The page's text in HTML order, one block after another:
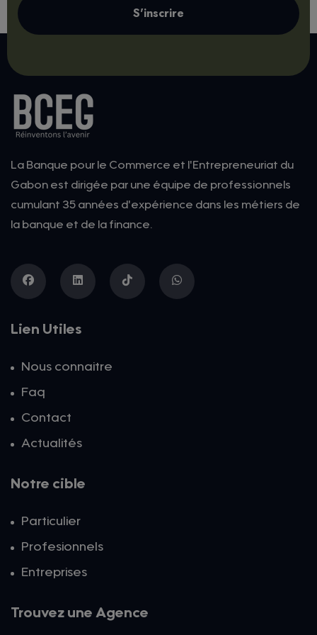
saisissez cette dernière opportunité
S'inscrire
La Banque pour le Commerce et l'Entrepreneuriat du
Gabon est dirigée par une équipe de professionnels
cumulant 35 années d'expérience dans les métiers de
la banque et de la finance.
Lien Utiles
Nous connaitre
Faq
Contact
Actualités
Notre cible
Particulier
Profesionnels
Entreprises
Trouvez une Agence